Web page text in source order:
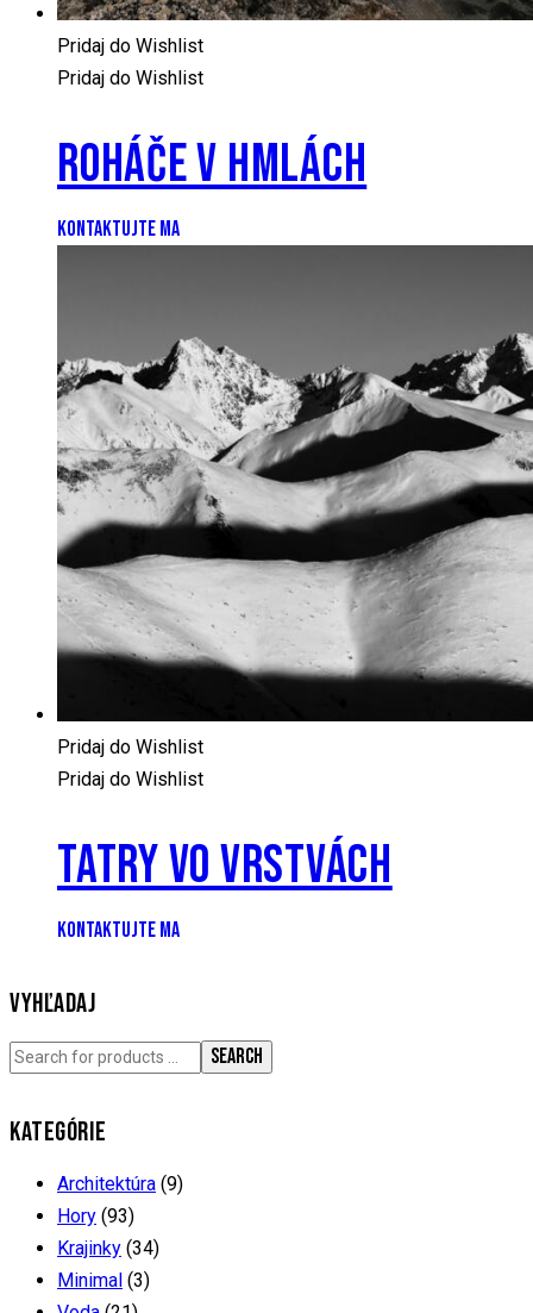
Pridaj do Wishlist
Pridaj do Wishlist
ROHÁČE V HMLÁCH
KONTAKTUJTE MA
Pridaj do Wishlist
Pridaj do Wishlist
TATRY VO VRSTVÁCH
KONTAKTUJTE MA
VYHĽADAJ
SEARCH
KATEGÓRIE
Architektúra (9)
Hory (93)
Krajinky (34)
Minimal (3)